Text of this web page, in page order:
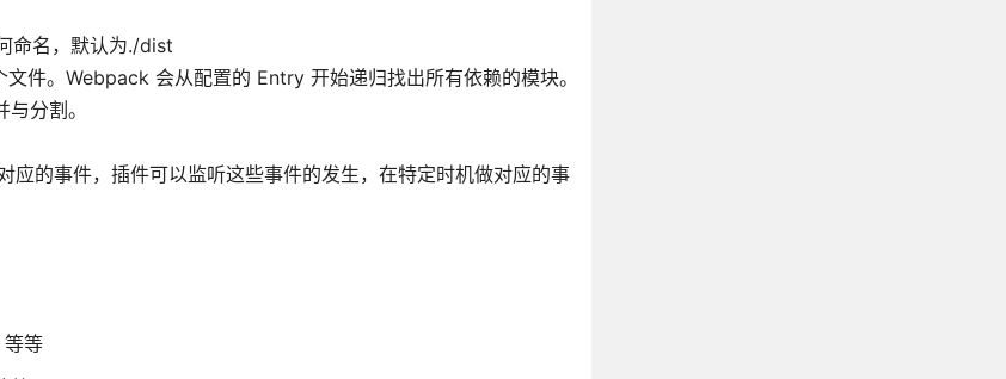
命名，默认为./dist
件。Webpack 会从配置的 Entry 开始递归找出所有依赖的模块。
分割。
的事件，插件可以监听这些事件的发生，在特定时机做对应的事
等